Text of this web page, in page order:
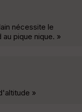
nécessite le
pique nique. »
»